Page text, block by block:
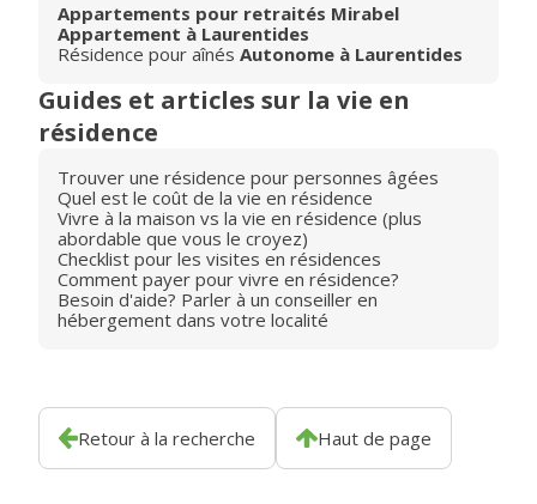
Appartements pour retraités Mirabel
Appartement à Laurentides
Résidence pour aînés Autonome à Laurentides
Guides et articles sur la vie en
résidence
Trouver une résidence pour personnes âgées
Quel est le coût de la vie en résidence
Vivre à la maison vs la vie en résidence (plus
abordable que vous le croyez)
Checklist pour les visites en résidences
Comment payer pour vivre en résidence?
Besoin d'aide? Parler à un conseiller en
hébergement dans votre localité
Retour à la recherche Haut de page